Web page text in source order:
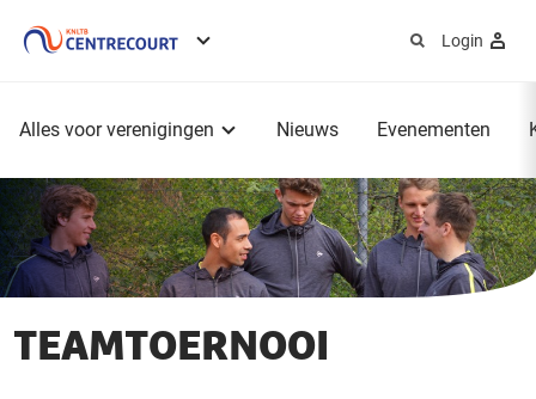
Login
Alles voor verenigingen Nieuws Evenementen
TEAMTOERNOOI